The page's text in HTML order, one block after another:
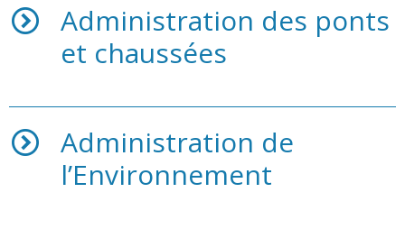
Administration des ponts
et chaussées
Administration de
l’Environnement